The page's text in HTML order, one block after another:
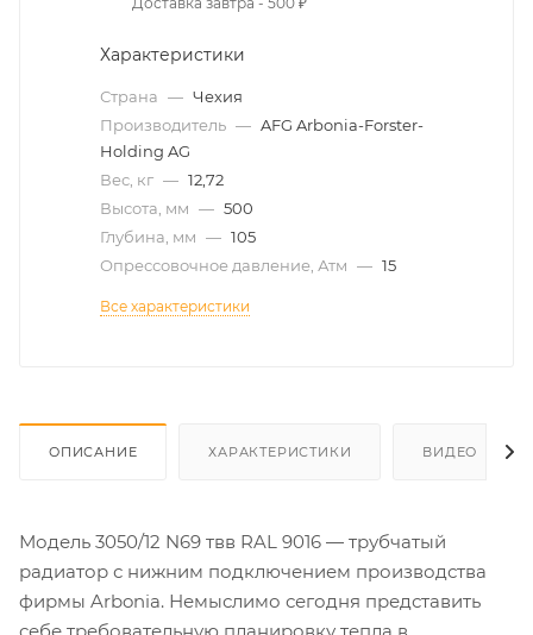
Характеристики
Страна — Чехия
Производитель — AFG Arbonia-Forster-
Holding AG
Вес, кг — 12,72
Высота, мм — 500
Глубина, мм — 105
Опрессовочное давление, Атм — 15
Все характеристики
ОПИСАНИЕ ХАРАКТЕРИСТИКИ ВИДЕО
Модель 3050/12 N69 твв RAL 9016 — трубчатый
радиатор с нижним подключением производства
фирмы Arbonia. Немыслимо сегодня представить